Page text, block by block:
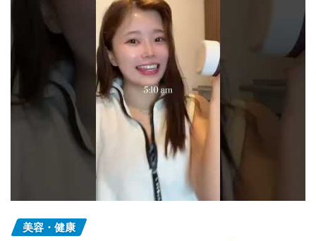
美容・健康